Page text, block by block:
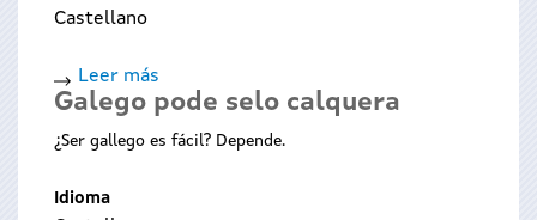
Castellano
Leer más
Os
Bolechas:
Galego pode selo calquera
¿Ser gallego es fácil? Depende.
Idioma